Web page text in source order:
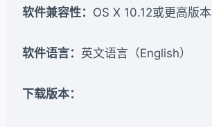
软件兼容性： OS X 10.12或更高版本
软件语言： 英文语言（English）
下载版本：